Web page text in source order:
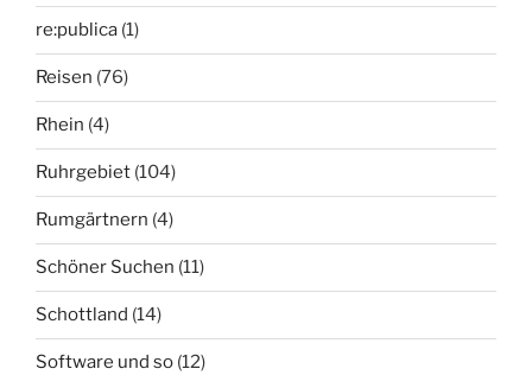
re:publica (1)
Reisen (76)
Rhein (4)
Ruhrgebiet (104)
Rumgärtnern (4)
Schöner Suchen (11)
Schottland (14)
Software und so (12)